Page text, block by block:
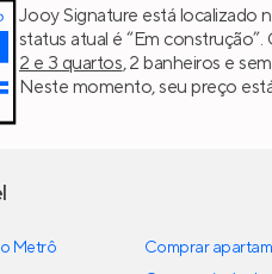
Jooy Signature está localizado
status atual é “Em
2 e 3 quartos, 2 banheiros e
Neste momento, seu preço
Metrô
Comprar